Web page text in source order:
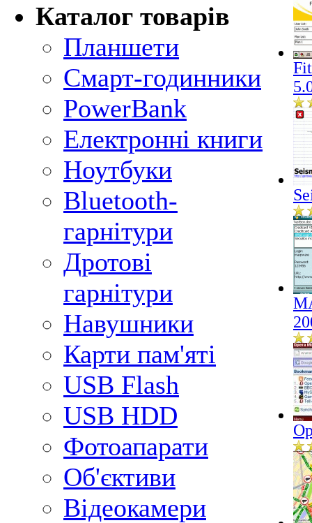
Каталог товарів
Планшети
Смарт-годинники
PowerBank
Електронні книги
Ноутбуки
Bluetooth-
гарнітури
Дротові
гарнітури
Навушники
Карти пам'яті
USB Flash
USB HDD
Фотоапарати
Об'єктиви
Відеокамери